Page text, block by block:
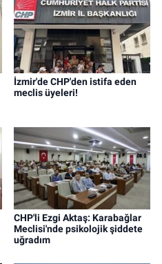
İzmir'de CHP'den istifa eden
meclis üyeleri!
CHP'li Ezgi Aktaş: Karabağlar
Meclisi'nde psikolojik şiddete
uğradım